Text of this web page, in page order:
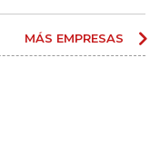
MÁS EMPRESAS